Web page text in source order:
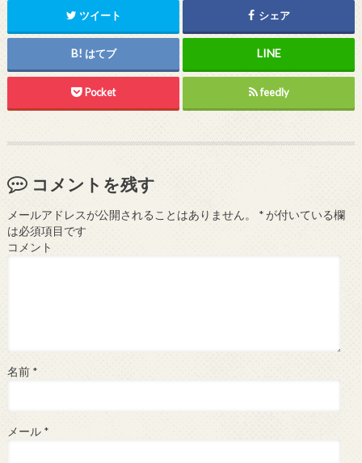
ツイート シェア
はてブ
Pocket feedly
コメントを残す
メールアドレスが公開されることはありません。 *が付いている欄
は必須項目です
コメント
名前 *
メール *